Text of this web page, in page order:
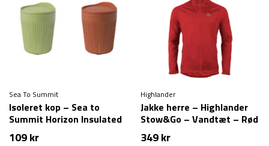
Sea To Summit
Isoleret kop – Sea to
Summit Horizon Insulated
mug – 475 ml
109kr
Highlander
Jakke herre – Highlander
Stow&Go – Vandtæt – Rød
349kr